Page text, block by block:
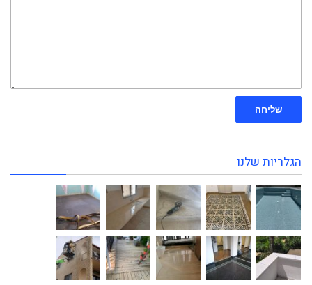
שליחה
הגלריות שלנו